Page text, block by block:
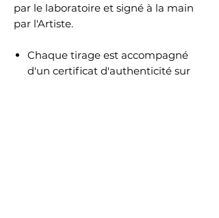
par le laboratoire et signé à la main
par l'Artiste.
Chaque tirage est accompagné
d'un certificat d'authenticité sur